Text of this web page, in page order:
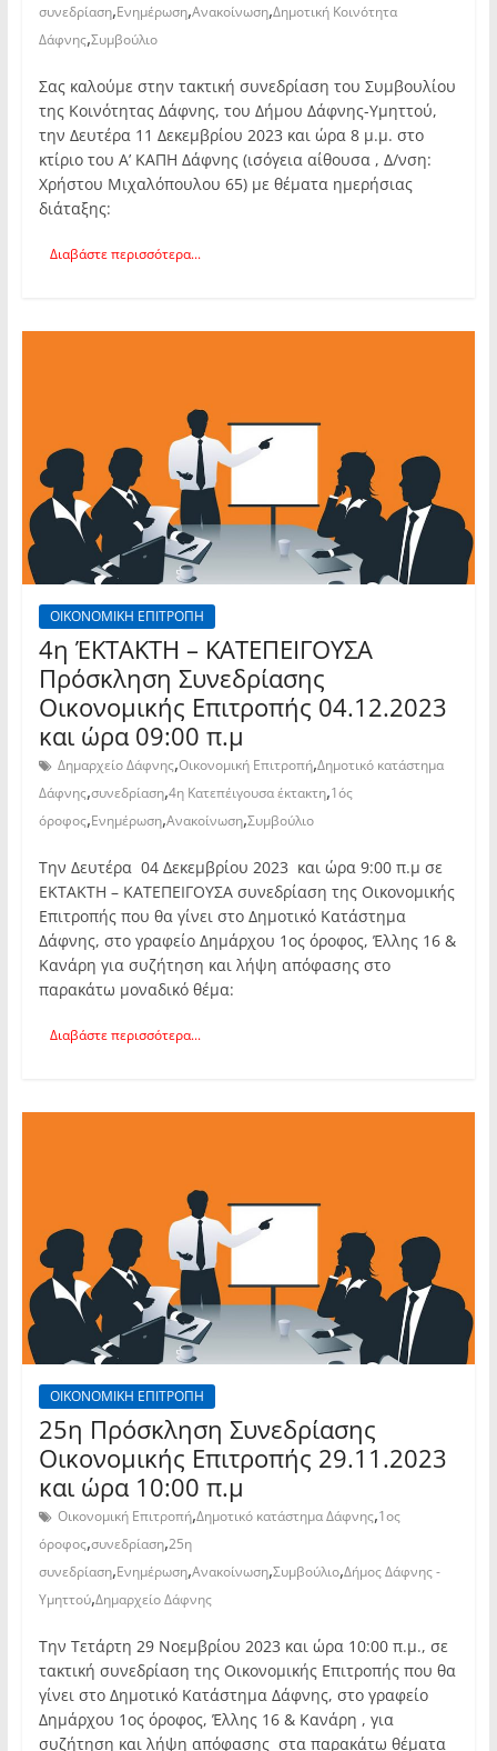
συνεδρίαση,Ενημέρωση,Ανακοίνωση,Δημοτική Κοινότητα
Δάφνης,Συμβούλιο
Σας καλούμε στην τακτική συνεδρίαση του Συμβουλίου
της Κοινότητας Δάφνης, του Δήμου Δάφνης-Υμηττού,
την Δευτέρα 11 Δεκεμβρίου 2023 και ώρα 8 μ.μ. στο
κτίριο του Α’ ΚΑΠΗ Δάφνης (ισόγεια αίθουσα , Δ/νση:
Χρήστου Μιχαλόπουλου 65) με θέματα ημερήσιας
διάταξης:
Διαβάστε περισσότερα...
ΟΙΚΟΝΟΜΙΚΗ ΕΠΙΤΡΟΠΗ
4η ΈΚΤΑΚΤΗ – ΚΑΤΕΠΕΙΓΟΥΣΑ
Πρόσκληση Συνεδρίασης
Οικονομικής Επιτροπής 04.12.2023
και ώρα 09:00 π.μ
Δημαρχείο Δάφνης,Οικονομική Επιτροπή,Δημοτικό κατάστημα
Δάφνης,συνεδρίαση,4η Κατεπέιγουσα έκτακτη,1ός
όροφος,Ενημέρωση,Ανακοίνωση,Συμβούλιο
Την Δευτέρα 04 Δεκεμβρίου 2023 και ώρα 9:00 π.μ σε
ΕΚΤΑΚΤΗ – ΚΑΤΕΠΕΙΓΟΥΣΑ συνεδρίαση της Οικονομικής
Επιτροπής που θα γίνει στο Δημοτικό Κατάστημα
Δάφνης, στο γραφείο Δημάρχου 1ος όροφος, Έλλης 16 &
Κανάρη για συζήτηση και λήψη απόφασης στο
παρακάτω μοναδικό θέμα:
Διαβάστε περισσότερα...
ΟΙΚΟΝΟΜΙΚΗ ΕΠΙΤΡΟΠΗ
25η Πρόσκληση Συνεδρίασης
Οικονομικής Επιτροπής 29.11.2023
και ώρα 10:00 π.μ
Οικονομική Επιτροπή,Δημοτικό κατάστημα Δάφνης,1ος
όροφος,συνεδρίαση,25η
συνεδρίαση,Ενημέρωση,Ανακοίνωση,Συμβούλιο,Δήμος Δάφνης -
Υμηττού,Δημαρχείο Δάφνης
Την Τετάρτη 29 Νοεμβρίου 2023 και ώρα 10:00 π.μ., σε
τακτική συνεδρίαση της Οικονομικής Επιτροπής που θα
γίνει στο Δημοτικό Κατάστημα Δάφνης, στο γραφείο
Δημάρχου 1ος όροφος, Έλλης 16 & Κανάρη , για
συζήτηση και λήψη απόφασης στα παρακάτω θέματα